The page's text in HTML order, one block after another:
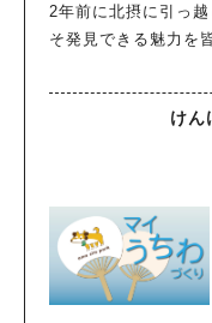
2年前に北摂に引っ
そ発見できる魅力を
けん